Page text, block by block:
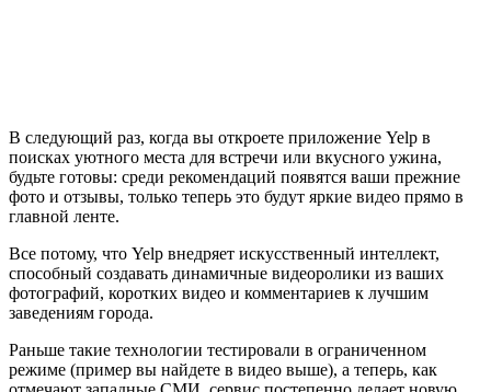
В следующий раз, когда вы откроете приложение Yelp в
поисках уютного места для встречи или вкусного ужина,
будьте готовы: среди рекомендаций появятся ваши прежние
фото и отзывы, только теперь это будут яркие видео прямо в
главной ленте.
Все потому, что Yelp внедряет искусственный интеллект,
способный создавать динамичные видеоролики из ваших
фотографий, коротких видео и комментариев к лучшим
заведениям города.
Раньше такие технологии тестировали в ограниченном
режиме (пример вы найдете в видео выше), а теперь, как